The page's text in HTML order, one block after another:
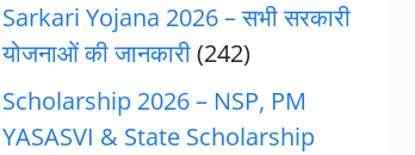
Sarkari Yojana 2026 – सभी सरकारी
योजनाओं की जानकारी(242)
Scholarship 2026 – NSP, PM
YASASVI & State Scholarship